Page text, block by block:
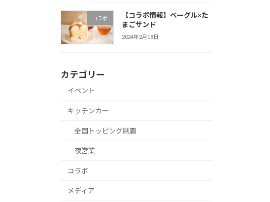
コラボ
【コラボ情報】ベーグル×た
まごサンド
2024年2月18日
カテゴリー
イベント
キッチンカー
全国トッピング制覇
夜営業
コラボ
メディア